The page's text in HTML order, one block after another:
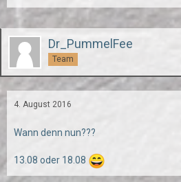
Dr_PummelFee
Team
4. August 2016
Wann denn nun???
13.08 oder 18.08